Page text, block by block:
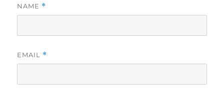
NAME *
EMAIL *